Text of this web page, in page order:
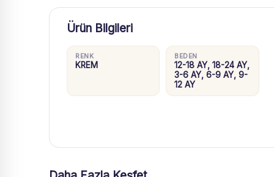
Ürün Bilgileri
RENK
KREM
BEDEN
12-18 AY, 18-24 AY,
3-6 AY, 6-9 AY, 9-
12 AY